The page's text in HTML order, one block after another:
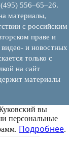
и
556–65–26.
материалы,
с российским
праве и
и новостных
только с
на сайт
материалы
вы
персональные
Подробнее.